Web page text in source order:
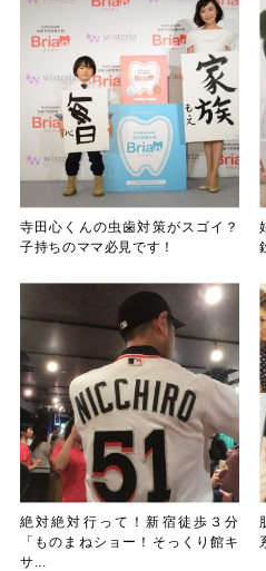
寺田心くんの虫歯対策がスゴイ？
子持ちのママ必見です！
絶対絶対行って！新宿徒歩３分
「ものまねショー！そっくり館キ
サ...